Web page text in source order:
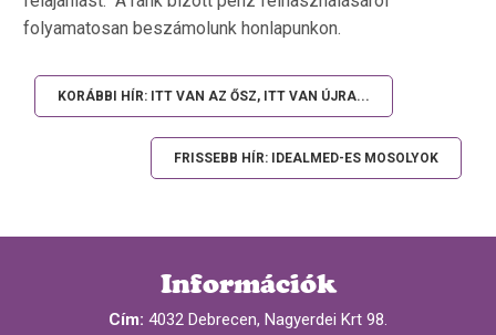
folyamatosan beszámolunk honlapunkon.
KORÁBBI HÍR: ITT VAN AZ ŐSZ, ITT VAN ÚJRA...
FRISSEBB HÍR: IDEALMED-ES MOSOLYOK
Információk
Cím: 4032 Debrecen, Nagyerdei Krt 98.